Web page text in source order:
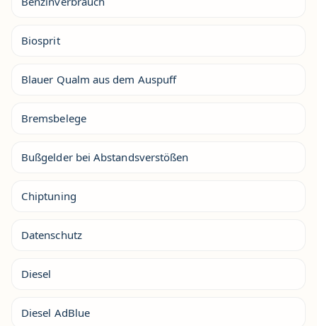
Biosprit
Blauer Qualm aus dem Auspuff
Bremsbelege
Bußgelder bei Abstandsverstößen
Chiptuning
Datenschutz
Diesel
Diesel AdBlue